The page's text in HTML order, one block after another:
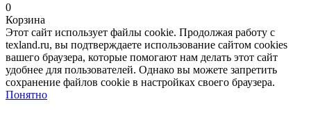
0
Корзина
Этот сайт использует файлы cookie. Продолжая работу с
texland.ru, вы подтверждаете использование сайтом cookies
вашего браузера, которые помогают нам делать этот сайт
удобнее для пользователей. Однако вы можете запретить
сохранение файлов cookie в настройках своего браузера.
Понятно